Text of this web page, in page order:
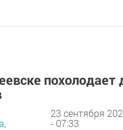
похолодает
23 сентября
- 07:33